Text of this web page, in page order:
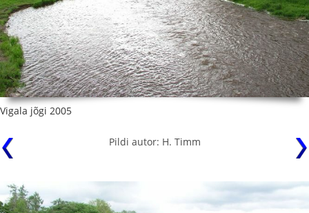
Vigala jõgi 2005
Pildi autor: H. Timm